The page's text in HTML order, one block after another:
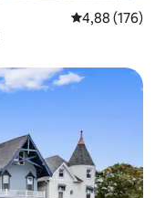
Średnia
4,88 (176)